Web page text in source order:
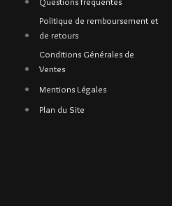
Politique de remboursement et
de retours
Conditions Générales de
Ventes
Mentions Légales
Plan du Site